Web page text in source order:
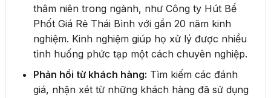
thâm niên trong ngành, như Công ty Hút Bể
Phốt Giá Rẻ Thái Bình với gần 20 năm kinh
nghiệm. Kinh nghiệm giúp họ xử lý được nhiều
tình huống phức tạp một cách chuyên nghiệp.
Phản hồi từ khách hàng: Tìm kiếm các đánh
giá, nhận xét từ những khách hàng đã sử dụng